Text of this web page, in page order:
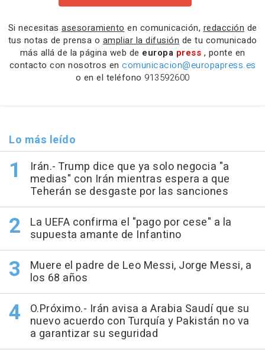
Si necesitas asesoramiento en comunicación, redacción de
tus notas de prensa o ampliar la difusión de tu comunicado
más allá de la página web de europa press , ponte en
contacto con nosotros en comunicacion@europapress.es
o en el teléfono 913592600
Lo más leído
Irán.- Trump dice que ya solo negocia "a
medias" con Irán mientras espera a que
Teherán se desgaste por las sanciones
La UEFA confirma el "pago por cese" a la
supuesta amante de Infantino
Muere el padre de Leo Messi, Jorge Messi, a
los 68 años
O.Próximo.- Irán avisa a Arabia Saudí que su
nuevo acuerdo con Turquía y Pakistán no va
a garantizar su seguridad